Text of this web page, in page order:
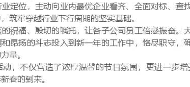
定位，主动向业内最优企业看齐、全面对标、
筑牢穿越行业下行周期的坚实基础。
祝福、殷切的嘱托，让各子公司员工倍感振奋。
昂扬的斗志投入到新一年的工作中，恪尽职守，
量。
动，不仅营造了浓厚温馨的节日氛围，更进一步
春的到来。